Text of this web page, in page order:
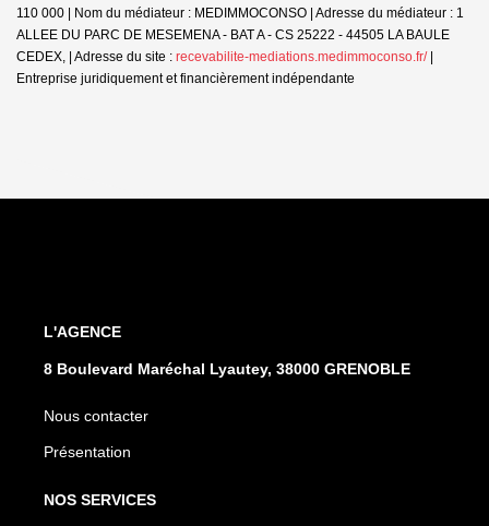
110 000 | Nom du médiateur : MEDIMMOCONSO | Adresse du médiateur : 1
ALLEE DU PARC DE MESEMENA - BAT A - CS 25222 - 44505 LA BAULE
CEDEX, | Adresse du site : recevabilite-mediations.medimmoconso.fr/|
Entreprise juridiquement et financièrement indépendante
L'AGENCE
8 Boulevard Maréchal Lyautey, 38000 GRENOBLE
Nous contacter
Présentation
NOS SERVICES